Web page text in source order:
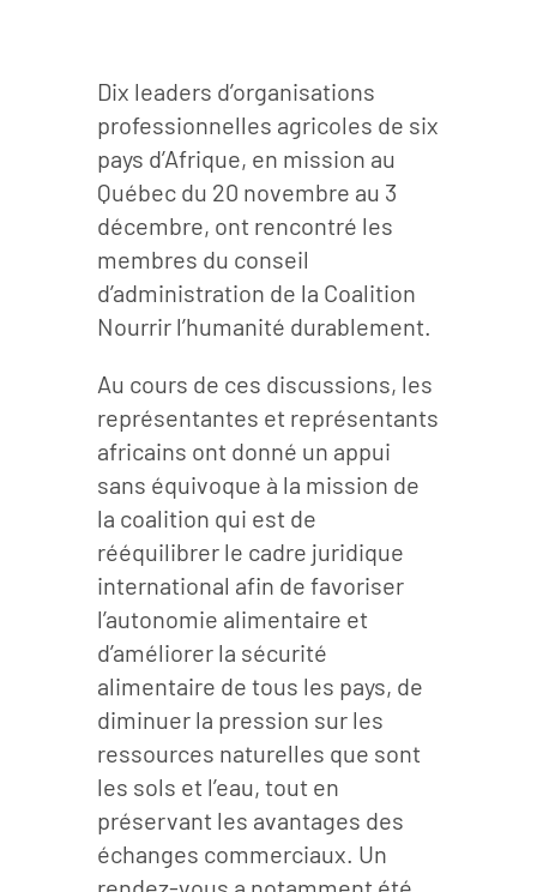
Dix leaders d’organisations
professionnelles agricoles de six
pays d’Afrique, en mission au
Québec du 20 novembre au 3
décembre, ont rencontré les
membres du conseil
d’administration de la Coalition
Nourrir l’humanité durablement.
Au cours de ces discussions, les
représentantes et représentants
africains ont donné un appui
sans équivoque à la mission de
la coalition qui est de
rééquilibrer le cadre juridique
international afin de favoriser
l’autonomie alimentaire et
d’améliorer la sécurité
alimentaire de tous les pays, de
diminuer la pression sur les
ressources naturelles que sont
les sols et l’eau, tout en
préservant les avantages des
échanges commerciaux. Un